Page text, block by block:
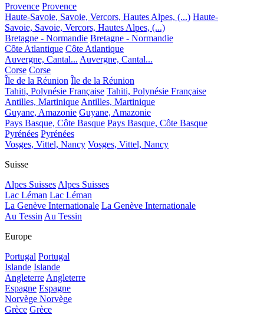
Provence Provence
Haute-Savoie, Savoie, Vercors, Hautes Alpes, (...) Haute-
Savoie, Savoie, Vercors, Hautes Alpes, (...)
Bretagne - Normandie Bretagne - Normandie
Côte Atlantique Côte Atlantique
Auvergne, Cantal... Auvergne, Cantal...
Corse Corse
Île de la Réunion Île de la Réunion
Tahiti, Polynésie Française Tahiti, Polynésie Française
Antilles, Martinique Antilles, Martinique
Guyane, Amazonie Guyane, Amazonie
Pays Basque, Côte Basque Pays Basque, Côte Basque
Pyrénées Pyrénées
Vosges, Vittel, Nancy Vosges, Vittel, Nancy
Suisse
Alpes Suisses Alpes Suisses
Lac Léman Lac Léman
La Genève Internationale La Genève Internationale
Au Tessin Au Tessin
Europe
Portugal Portugal
Islande Islande
Angleterre Angleterre
Espagne Espagne
Norvège Norvège
Grèce Grèce